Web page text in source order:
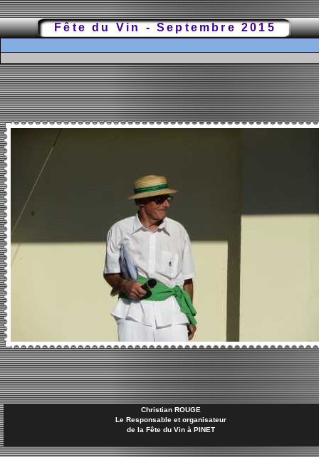
Fête du Vin - Septembre 2015
Christian ROUGE
Le Responsable et organisateur
de la Fête du Vin à PINET